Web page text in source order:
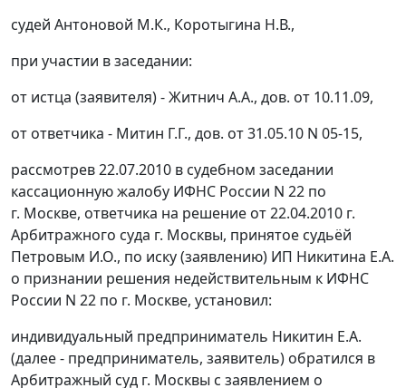
судей Антоновой М.К., Коротыгина Н.В.,
при участии в заседании:
от истца (заявителя) - Житнич А.А., дов. от 10.11.09,
от ответчика - Митин Г.Г., дов. от 31.05.10 N 05-15,
рассмотрев 22.07.2010 в судебном заседании
кассационную жалобу ИФНС России N 22 по
г. Москве, ответчика на решение от 22.04.2010 г.
Арбитражного суда г. Москвы, принятое судьёй
Петровым И.О., по иску (заявлению) ИП Никитина Е.А.
о признании решения недействительным к ИФНС
России N 22 по г. Москве, установил:
индивидуальный предприниматель Никитин Е.А.
(далее - предприниматель, заявитель) обратился в
Арбитражный суд г. Москвы с заявлением о